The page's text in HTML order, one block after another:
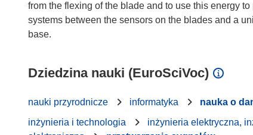
from the flexing of the blade and to use this energy
systems between the sensors on the blades and a
Dziedzina nauki (EuroSciVoc)
nauki przyrodnicze informatyka
nauka o
inżynieria i technologia
inżynieria elektryczna,